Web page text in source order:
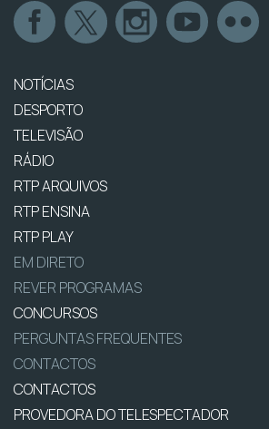
NOTÍCIAS
DESPORTO
TELEVISÃO
RÁDIO
RTP ARQUIVOS
RTP ENSINA
RTP PLAY
EM DIRETO
REVER PROGRAMAS
CONCURSOS
PERGUNTAS FREQUENTES
CONTACTOS
CONTACTOS
PROVEDORA DO TELESPECTADOR